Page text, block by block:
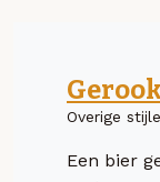
Overige
Een bier